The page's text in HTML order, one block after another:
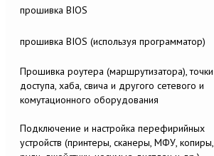
прошивка BIOS
прошивка BIOS (используя программатор)
Прошивка роутера (маршрутизатора), точки
доступа, хаба, свича и другого сетевого и
комутационного оборудования
Подключение и настройка перефирийных
устройств (принтеры, сканеры, МФУ, копиры,